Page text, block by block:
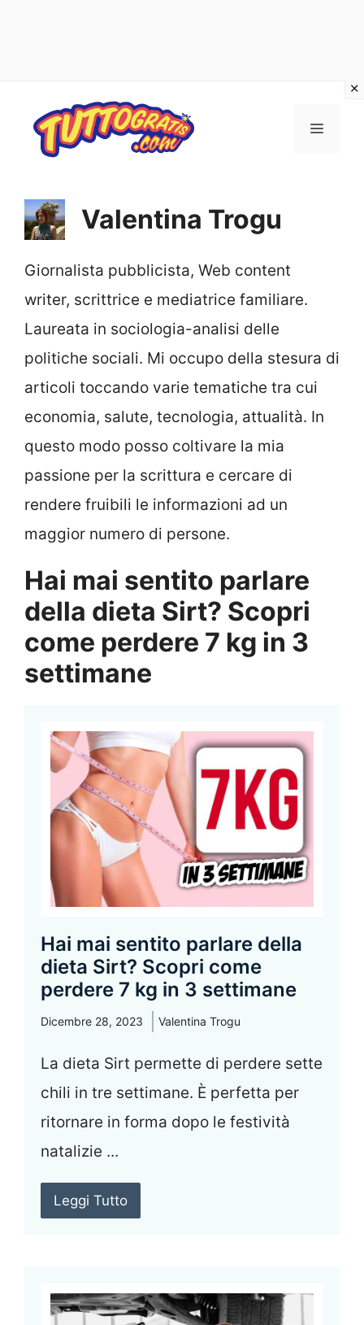
contenuto
Menu
Valentina Trogu
Giornalista pubblicista, Web content
writer, scrittrice e mediatrice familiare.
Laureata in sociologia-analisi delle
politiche sociali. Mi occupo della stesura di
articoli toccando varie tematiche tra cui
economia, salute, tecnologia, attualità. In
questo modo posso coltivare la mia
passione per la scrittura e cercare di
rendere fruibili le informazioni ad un
maggior numero di persone.
Hai mai sentito parlare
della dieta Sirt? Scopri
come perdere 7 kg in 3
settimane
Hai mai sentito parlare della
dieta Sirt? Scopri come
perdere 7 kg in 3 settimane
Dicembre 28, 2023 Valentina Trogu
La dieta Sirt permette di perdere sette
chili in tre settimane. È perfetta per
ritornare in forma dopo le festività
natalizie ...
Leggi Tutto